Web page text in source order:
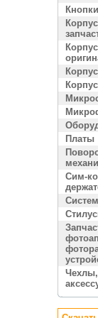
Кнопки
Платы
Сим-
Чехлы,